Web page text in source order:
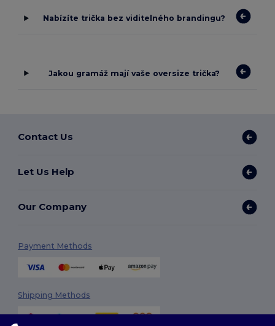
Nabízíte trička bez viditelného brandingu?
Jakou gramáž mají vaše oversize trička?
Contact Us
Let Us Help
Our Company
Payment Methods
Shipping Methods